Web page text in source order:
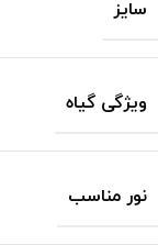
سایز
ویژگی گیاه
نور مناسب